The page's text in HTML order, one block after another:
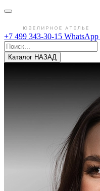
+7 499 343-30-15 WhatsApp
Каталог НАЗАД